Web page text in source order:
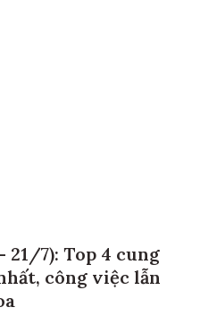
7): Top 4 cung
công việc lẫn